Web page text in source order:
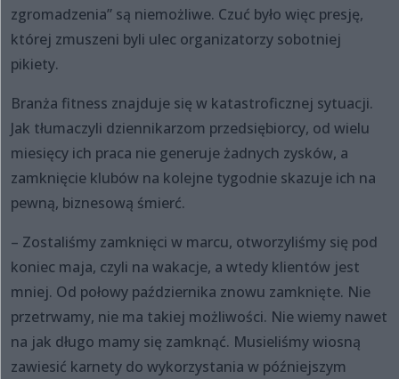
zgromadzenia” są niemożliwe. Czuć było więc presję,
której zmuszeni byli ulec organizatorzy sobotniej
pikiety.
Branża fitness znajduje się w katastroficznej sytuacji.
Jak tłumaczyli dziennikarzom przedsiębiorcy, od wielu
miesięcy ich praca nie generuje żadnych zysków, a
zamknięcie klubów na kolejne tygodnie skazuje ich na
pewną, biznesową śmierć.
– Zostaliśmy zamknięci w marcu, otworzyliśmy się pod
koniec maja, czyli na wakacje, a wtedy klientów jest
mniej. Od połowy października znowu zamknięte. Nie
przetrwamy, nie ma takiej możliwości. Nie wiemy nawet
na jak długo mamy się zamknąć. Musieliśmy wiosną
zawiesić karnety do wykorzystania w późniejszym